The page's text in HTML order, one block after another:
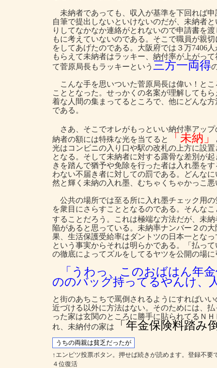
未納者であっても、収入が基準を下回れば
自筆で提出しないといけないのだが、未納者
りしてなかなか連絡がとれないので申請書を
もに考えていないのである。そこで職員が親
をしてあげたのである。大阪府では３万7406
もらえて未納者はラッキー、納付率が上がっ
て菅原局長もラッキーという 三方一両得
こんな手を思いついた菅原局長は偉い！と
こととなった。せっかくの名案が理解しても
着な人間の集まってるところで、他にどんな
である。
さあ、そこでオレがもっといい納付率アッ
納者の額には特殊な光を当てると
「未納」
光はコンビニの入り口や駅の改札の上方に設
となる。そして未納者に対する露骨な差別が
きを踏んで猶予や免除を行った者は入れ墨を
わない不届き者に対しての罰である。どんな
然と輝く未納の入れ墨、むちゃくちゃかっこ
公共の場所では至る所に入れ墨チェック用
を衆目にさらすこととなるのである。そんな
することだろう。これは極端な方法だが、未
陥があると思っている。未納率ナンバー２の
果、生活保護受給率はダントツの日本一とな
という事実からそれは明らかである。「払っ
の徹底によってズルをしてるヤツを公開の場
「うわっ、このおばはん年
ののバッグ持ってるやんけ、
と街のあちこちで罵倒されるようにすればい
近づける以外に方法はない。そのためには、
った家は玄関のところに勝手に貼られてるＮ
れ、未納付の家は
「年金保険料踏み
↑エンピツ投票ボタン。押せば続きが読めます。登録不要
４位復活